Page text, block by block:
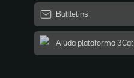
Butlletins
Ajuda plataforma 3Cat